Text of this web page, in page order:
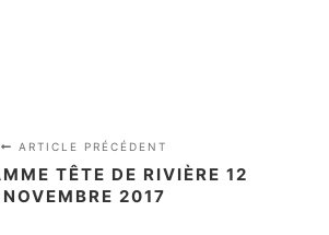
ARTICLE PRÉCÉDENT
TÊTE DE RIVIÈRE 12
NOVEMBRE 2017